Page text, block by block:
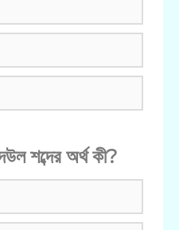
শব্দের অর্থ কী?